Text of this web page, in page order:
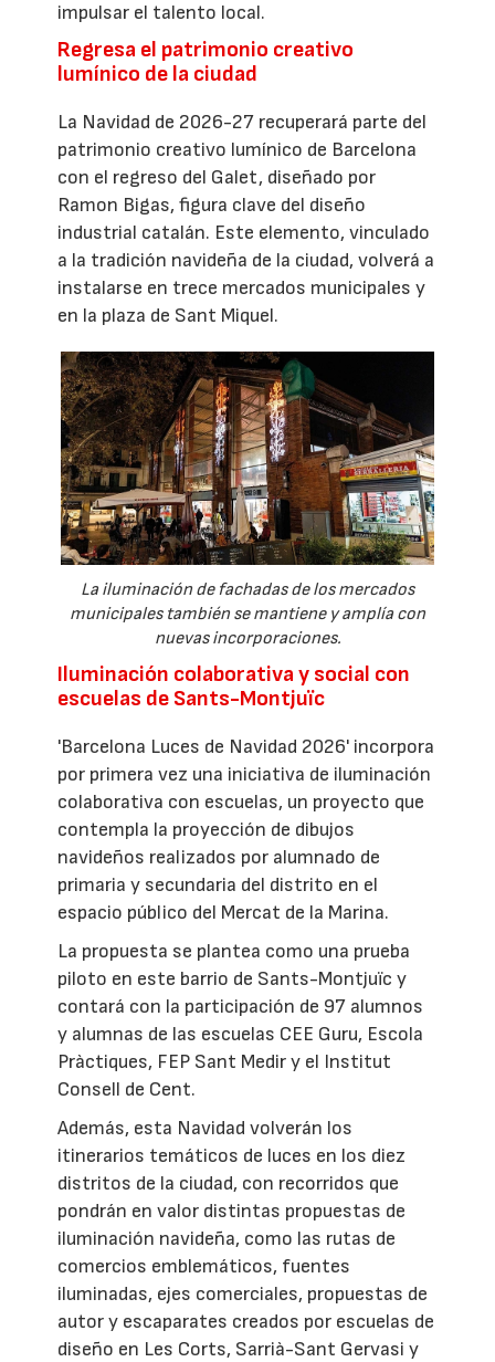
impulsar el talento local.
Regresa el patrimonio creativo
lumínico de la ciudad
La Navidad de 2026-27 recuperará parte del
patrimonio creativo lumínico de Barcelona
con el regreso del Galet, diseñado por
Ramon Bigas, figura clave del diseño
industrial catalán. Este elemento, vinculado
a la tradición navideña de la ciudad, volverá a
instalarse en trece mercados municipales y
en la plaza de Sant Miquel.
La iluminación de fachadas de los mercados
municipales también se mantiene y amplía con
nuevas incorporaciones.
Iluminación colaborativa y social con
escuelas de Sants-Montjuïc
'Barcelona Luces de Navidad 2026' incorpora
por primera vez una iniciativa de iluminación
colaborativa con escuelas, un proyecto que
contempla la proyección de dibujos
navideños realizados por alumnado de
primaria y secundaria del distrito en el
espacio público del Mercat de la Marina.
La propuesta se plantea como una prueba
piloto en este barrio de Sants-Montjuïc y
contará con la participación de 97 alumnos
y alumnas de las escuelas CEE Guru, Escola
Pràctiques, FEP Sant Medir y el Institut
Consell de Cent.
Además, esta Navidad volverán los
itinerarios temáticos de luces en los diez
distritos de la ciudad, con recorridos que
pondrán en valor distintas propuestas de
iluminación navideña, como las rutas de
comercios emblemáticos, fuentes
iluminadas, ejes comerciales, propuestas de
autor y escaparates creados por escuelas de
diseño en Les Corts, Sarrià-Sant Gervasi y